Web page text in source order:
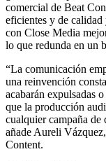
comercial de Beat
eficientes y de
con Close Media
lo que redunda en un
“La comunicación
una reinvención
acabarán expulsadas
que la producción
cualquier campaña
añade Aureli
Content.